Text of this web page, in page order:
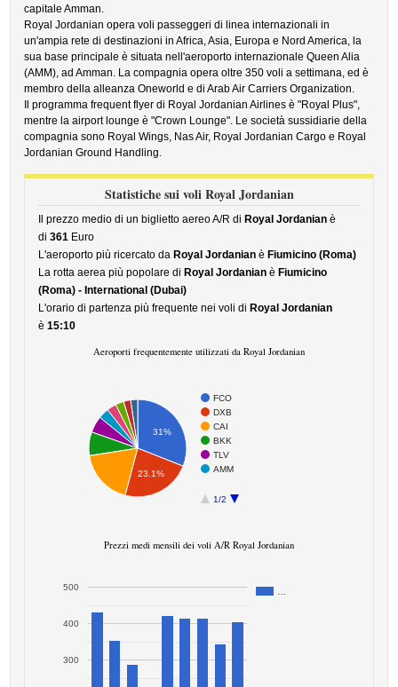
capitale Amman.
Royal Jordanian opera voli passeggeri di linea internazionali in
un'ampia rete di destinazioni in Africa, Asia, Europa e Nord America, la
sua base principale è situata nell'aeroporto internazionale Queen Alia
(AMM), ad Amman. La compagnia opera oltre 350 voli a settimana, ed è
membro della alleanza Oneworld e di Arab Air Carriers Organization.
Il programma frequent flyer di Royal Jordanian Airlines è "Royal Plus",
mentre la airport lounge è "Crown Lounge". Le società sussidiarie della
compagnia sono Royal Wings, Nas Air, Royal Jordanian Cargo e Royal
Jordanian Ground Handling.
Statistiche sui voli Royal Jordanian
Il prezzo medio di un biglietto aereo A/R di Royal Jordanian è
di361 Euro
L'aeroporto più ricercato da Royal Jordanian è Fiumicino (Roma)
La rotta aerea più popolare di Royal Jordanian è Fiumicino
(Roma) - International (Dubai)
L'orario di partenza più frequente nei voli di Royal Jordanian
è15:10
Aeroporti frequentemente utilizzati da Royal Jordanian
FCO
DXB
CAI
BKK
TLV
AMM
1/2
31%
23.1%
Prezzi medi mensili dei voli A/R Royal Jordanian
300
400
500